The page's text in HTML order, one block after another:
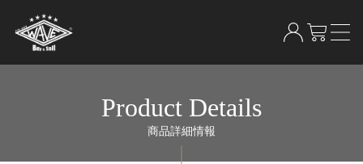
Product Details
商品詳細情報